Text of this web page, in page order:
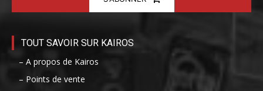
TOUT SAVOIR SUR KAIROS
– A propos de Kairos
– Points de vente